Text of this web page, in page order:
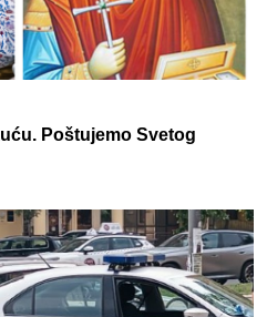
Poštujemo Svetog